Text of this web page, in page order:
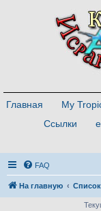
Главная My
Ссылки
FAQ
На главную